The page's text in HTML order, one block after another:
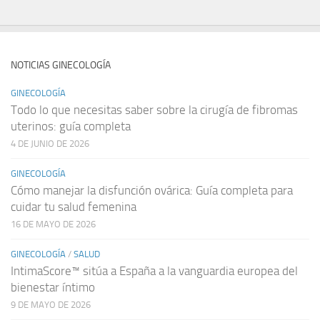
NOTICIAS GINECOLOGÍA
GINECOLOGÍA
Todo lo que necesitas saber sobre la cirugía de fibromas
uterinos: guía completa
4 DE JUNIO DE 2026
GINECOLOGÍA
Cómo manejar la disfunción ovárica: Guía completa para
cuidar tu salud femenina
16 DE MAYO DE 2026
GINECOLOGÍA / SALUD
IntimaScore™ sitúa a España a la vanguardia europea del
bienestar íntimo
9 DE MAYO DE 2026